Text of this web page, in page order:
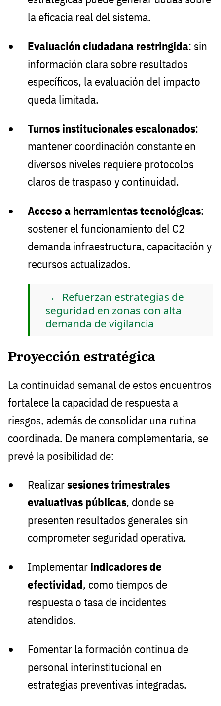
la eficacia real del sistema.
Evaluación ciudadana restringida: sin
información clara sobre resultados
específicos, la evaluación del impacto
queda limitada.
Turnos institucionales escalonados:
mantener coordinación constante en
diversos niveles requiere protocolos
claros de traspaso y continuidad.
Acceso a herramientas tecnológicas:
sostener el funcionamiento del C2
demanda infraestructura, capacitación y
recursos actualizados.
Refuerzan estrategias de
seguridad en zonas con alta
demanda de vigilancia
Proyección estratégica
La continuidad semanal de estos encuentros
fortalece la capacidad de respuesta a
riesgos, además de consolidar una rutina
coordinada. De manera complementaria, se
prevé la posibilidad de:
Realizarsesiones trimestrales
evaluativas públicas, donde se
presenten resultados generales sin
comprometer seguridad operativa.
Implementar indicadores de
efectividad, como tiempos de
respuesta o tasa de incidentes
atendidos.
Fomentar la formación continua de
personal interinstitucional en
estrategias preventivas integradas.